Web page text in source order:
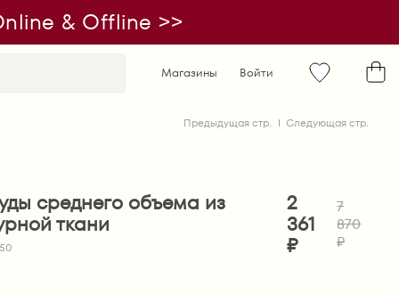
& Offline >>
Магазины Войти
Предыдущая стр. Следующая стр.
среднего объема из
ткани
7
870
₽
2
361
₽